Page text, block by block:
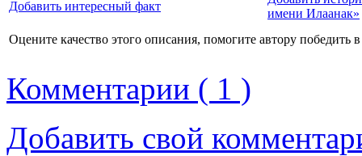
Добавить интересный факт
имени Илаанак»
Оцените качество этого описания, помогите автору победить
Комментарии ( 1 )
Добавить свой